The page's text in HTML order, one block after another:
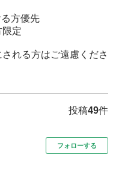
方優先
限定
れる方はご遠慮くださ
投稿49件
フォローする